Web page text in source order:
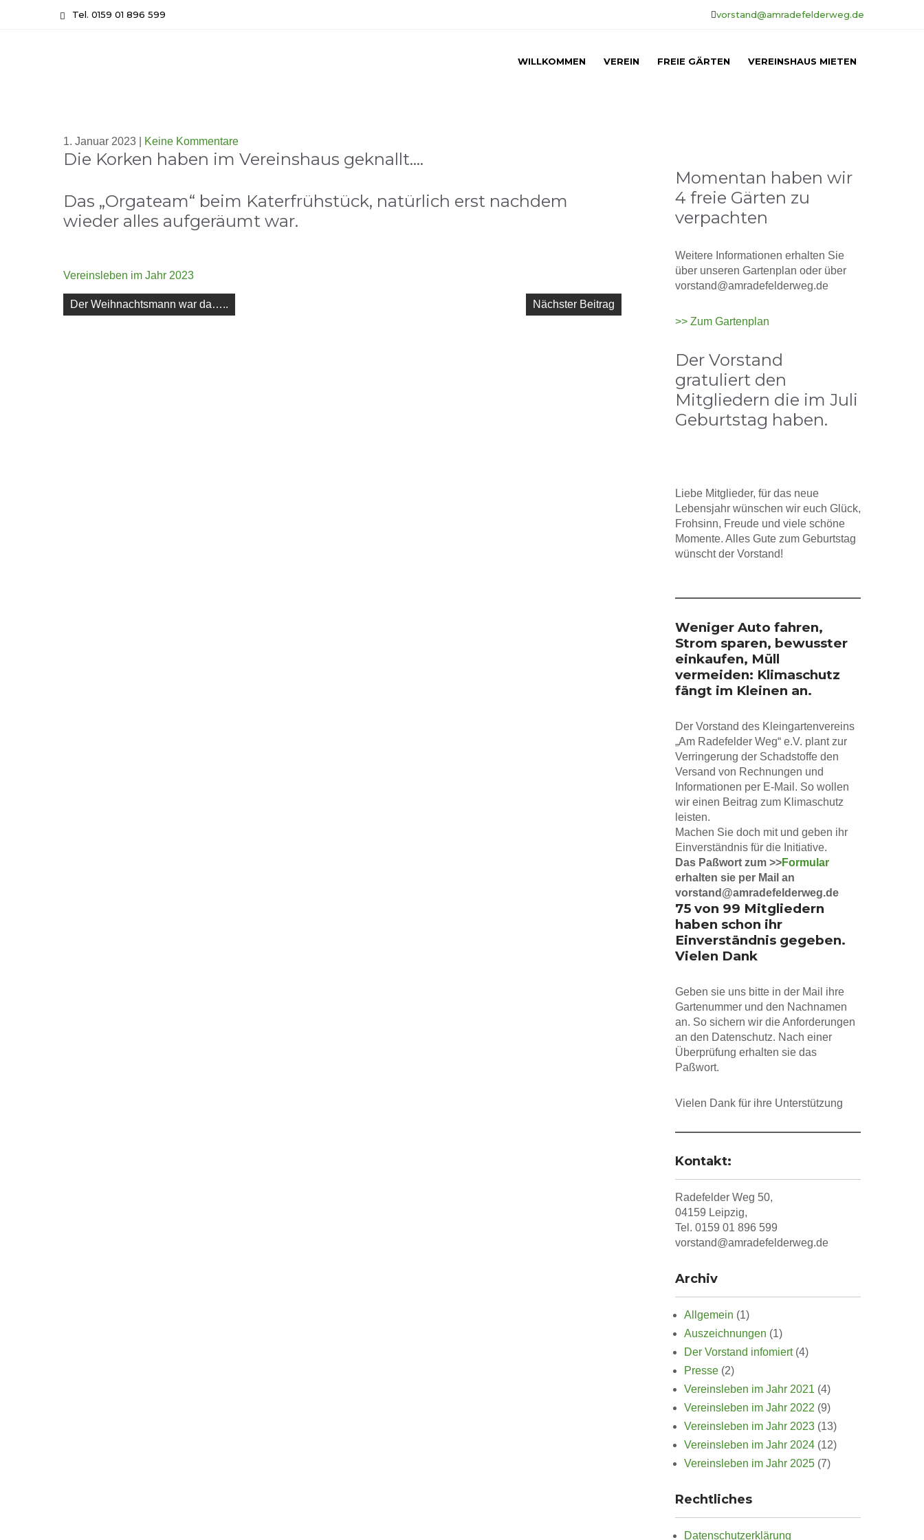
Tel. 0159 01 896 599 vorstand@amradefelderweg.de
WILLKOMMEN VEREIN FREIE GÄRTEN VEREINSHAUS MIETEN
1. Januar 2023 Keine Kommentare
Die Korken haben im Vereinshaus geknallt….
Das „Orgateam“ beim Katerfrühstück, natürlich erst nachdem
wieder alles aufgeräumt war.
Vereinsleben im Jahr 2023
Beitragsnavigation
Der Weihnachtsmann war da….. Nächster Beitrag
Momentan haben wir
4 freie Gärten zu
verpachten
Weitere Informationen erhalten Sie
über unseren Gartenplan oder über
vorstand@amradefelderweg.de
>> Zum Gartenplan
Der Vorstand
gratuliert den
Mitgliedern die im Juli
Geburtstag haben.
Liebe Mitglieder, für das neue
Lebensjahr wünschen wir euch Glück,
Frohsinn, Freude und viele schöne
Momente. Alles Gute zum Geburtstag
wünscht der Vorstand!
Weniger Auto fahren,
Strom sparen, bewusster
einkaufen, Müll
vermeiden: Klimaschutz
fängt im Kleinen an.
Der Vorstand des Kleingartenvereins
„Am Radefelder Weg“ e.V. plant zur
Verringerung der Schadstoffe den
Versand von Rechnungen und
Informationen per E-Mail. So wollen
wir einen Beitrag zum Klimaschutz
leisten.
Machen Sie doch mit und geben ihr
Einverständnis für die Initiative.
Das Paßwort zum >>Formular
erhalten sie per Mail an
vorstand@amradefelderweg.de
75 von 99 Mitgliedern
haben schon ihr
Einverständnis gegeben.
Vielen Dank
Geben sie uns bitte in der Mail ihre
Gartenummer und den Nachnamen
an. So sichern wir die Anforderungen
an den Datenschutz. Nach einer
Überprüfung erhalten sie das
Paßwort.
Vielen Dank für ihre Unterstützung
Kontakt:
Radefelder Weg 50,
04159 Leipzig,
Tel. 0159 01 896 599
vorstand@amradefelderweg.de
Archiv
Allgemein (1)
Auszeichnungen (1)
Der Vorstand infomiert(4)
Presse (2)
Vereinsleben im Jahr 2021 (4)
Vereinsleben im Jahr 2022 (9)
Vereinsleben im Jahr 2023 (13)
Vereinsleben im Jahr 2024 (12)
Vereinsleben im Jahr 2025 (7)
Rechtliches
Datenschutzerklärung